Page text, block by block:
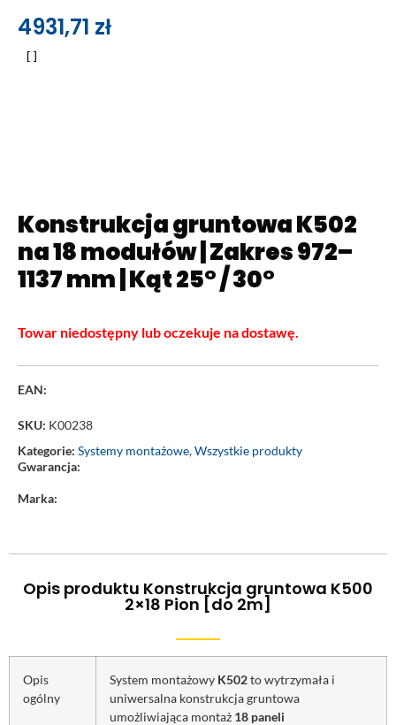
4931,71 zł
Konstrukcja gruntowa K502
na 18 modułów | Zakres 972–
1137 mm | Kąt 25° / 30°
Towar niedostępny lub oczekuje na dostawę.
EAN:
SKU: K00238
Kategorie: Systemy montażowe,Wszystkie produkty
Gwarancja:
Marka:
Opis produktu Konstrukcja gruntowa K500
2×18 Pion [do 2m]
Opis
ogólny
System montażowy K502to wytrzymała i
uniwersalna konstrukcja gruntowa
umożliwiająca montaż 18 paneli